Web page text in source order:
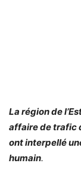
La région de
affaire de trafic
ont interpellé
humain.